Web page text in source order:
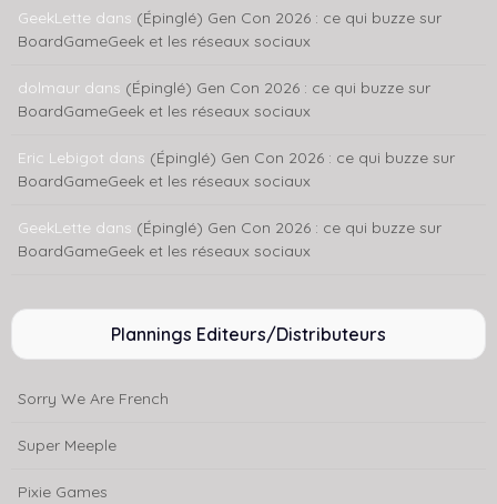
GeekLette dans (Épinglé) Gen Con 2026 : ce qui buzze sur
BoardGameGeek et les réseaux sociaux
dolmaur dans (Épinglé) Gen Con 2026 : ce qui buzze sur
BoardGameGeek et les réseaux sociaux
Eric Lebigot dans (Épinglé) Gen Con 2026 : ce qui buzze sur
BoardGameGeek et les réseaux sociaux
GeekLette dans (Épinglé) Gen Con 2026 : ce qui buzze sur
BoardGameGeek et les réseaux sociaux
Plannings Editeurs/Distributeurs
Sorry We Are French
Super Meeple
Pixie Games